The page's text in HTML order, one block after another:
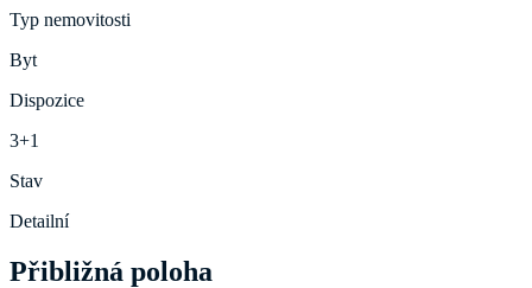
Typ nemovitosti
Byt
Dispozice
3+1
Stav
Detailní
Přibližná poloha